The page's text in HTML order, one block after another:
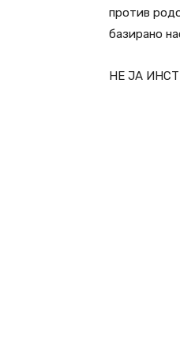
против
базирано
НЕ ЈА